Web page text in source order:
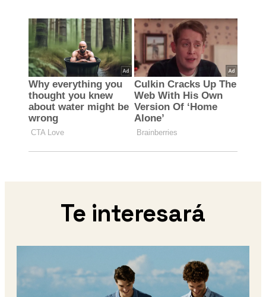
Te interesará